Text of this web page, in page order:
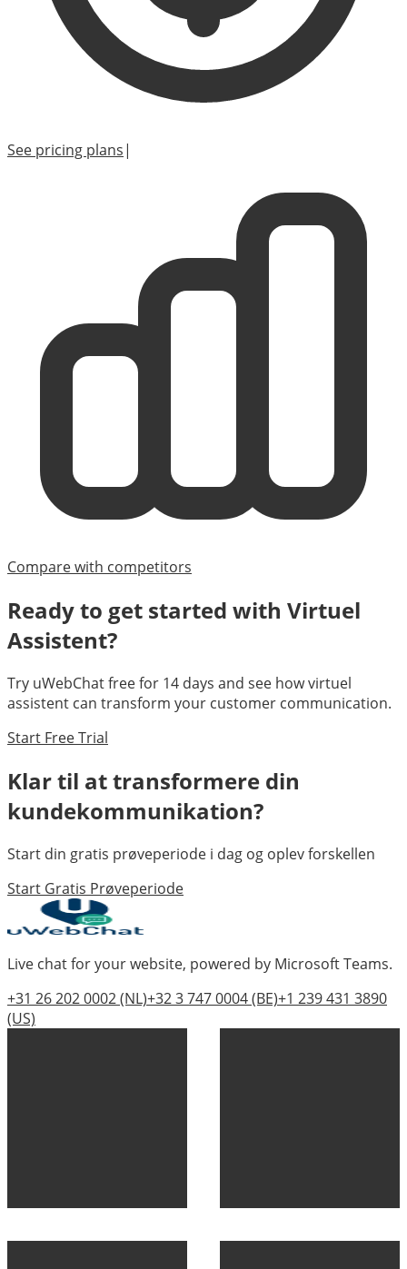
See pricing plans|
Compare with competitors
Ready to get started with Virtuel
Assistent?
Try uWebChat free for 14 days and see howvirtuel
assistent can transform your customer communication.
Start Free Trial
Klar til at transformere din
kundekommunikation?
Start din gratis prøveperiode i dag og oplev forskellen
Start Gratis Prøveperiode
Live chat for your website, powered by Microsoft Teams.
+31 26 202 0002(NL)+32 3 747 0004(BE)+1 239 431 3890
(US)